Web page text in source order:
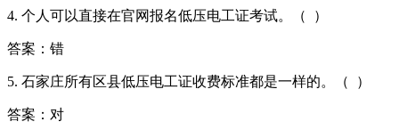
4. 个人可以直接在官网报名低压电工证考试。（ ）
答案：错
5. 石家庄所有区县低压电工证收费标准都是一样的。（ ）
答案：对